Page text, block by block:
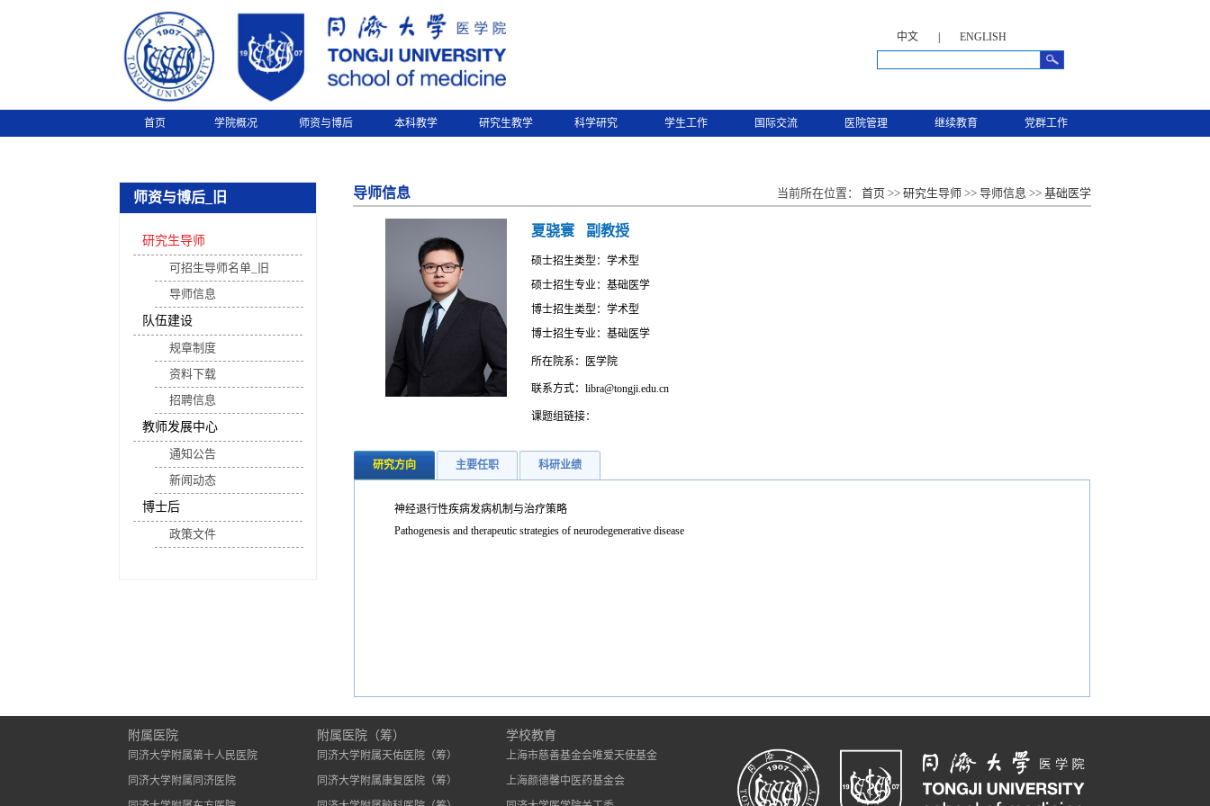
中文 ENGLISH
首页 学院概况 师资与博后 本科教学 研究生教学 科学研究 学生工作 国际交流 医院管理 继续教育 党群工作
师资与博后_旧
研究生导师
可招生导师名单_旧
导师信息
队伍建设
规章制度
资料下载
招聘信息
教师发展中心
通知公告
新闻动态
博士后
政策文件
导师信息 当前所在位置： 首页 >> 研究生导师 >> 导师信息 >> 基础医学
夏骁寰 副教授
硕士招生类型：学术型
硕士招生专业：基础医学
博士招生类型：学术型
博士招生专业：基础医学
所在院系：医学院
联系方式：libra@tongji.edu.cn
课题组链接：
研究方向 主要任职 科研业绩
神经退行性疾病发病机制与治疗策略
Pathogenesis and therapeutic strategies of neurodegenerative disease
附属医院
同济大学附属第十人民医院
同济大学附属同济医院
附属医院（筹）
同济大学附属天佑医院（筹）
同济大学附属康复医院（筹）
学校教育
上海市慈善基金会唯爱天使基金
上海颜德馨中医药基金会